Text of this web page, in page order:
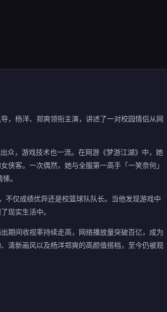
，杨洋、郑爽领衔主演，讲述了一对校园情侣从网
众，游戏技术也一流。在网游《梦游江湖》中，她
侠客。一次偶然，她与全服第一高手「一笑奈何」
。
不仅成绩优异还是校篮球队队长。当他发现游戏中
现实生活中。
期间收视率持续走高，网络播放量突破百亿，成为
清新画风以及杨洋郑爽的高颜值搭档，至今仍被观